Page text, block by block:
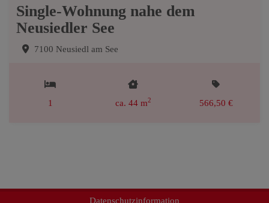
Single-Wohnung nahe dem
Neusiedler See
7100 Neusiedl am See
1 ca. 44 m2 566,50 €
Datenschutzinformation